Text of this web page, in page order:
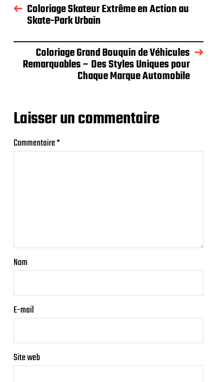
Coloriage Skateur Extrême en Action au
Skate-Park Urbain
Coloriage Grand Bouquin de Véhicules
Remarquables – Des Styles Uniques pour
Chaque Marque Automobile
Laisser un commentaire
Commentaire*
Nom
E-mail
Site web